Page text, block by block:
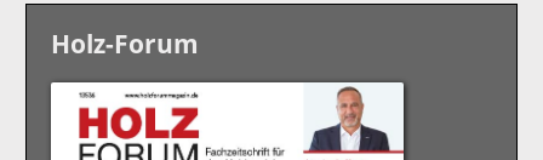
Holz-Forum